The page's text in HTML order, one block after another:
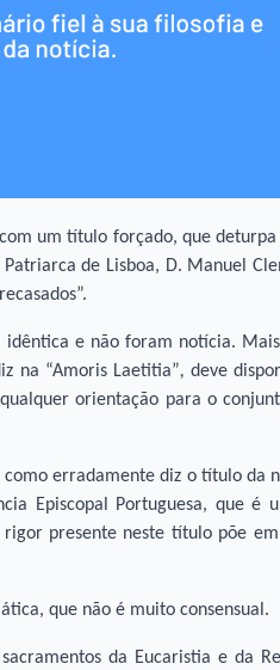
um título forçado, que
de Lisboa, D. Manuel
e não foram notícia.
na “Amoris Laetitia”, deve
orientação para o
erradamente diz o título da
Episcopal Portuguesa, que é
presente neste título põe
que não é muito consensual.
da Eucaristia e da